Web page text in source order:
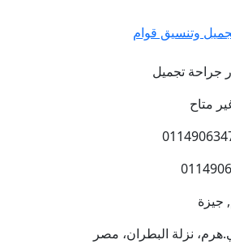
وتنسيق قوام
جراحة تجميل
متاح
جيزة
نزلة البطران، مصر